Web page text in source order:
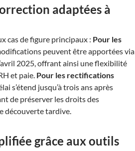
adaptées à
cas de figure principaux : Pour les
peuvent être apportées via
2025, offrant ainsi une flexibilité
et paie. Pour les rectifications
s’étend jusqu’à trois ans après
de préserver les droits des
découverte tardive.
grâce aux outils